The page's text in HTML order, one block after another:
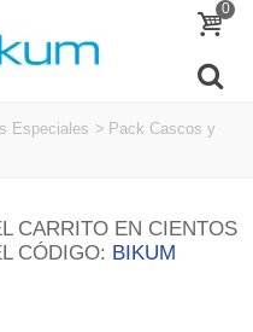
0
Especiales > Pack Cascos y
CARRITO EN CIENTOS
CÓDIGO: BIKUM